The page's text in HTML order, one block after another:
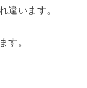
違います。
す。